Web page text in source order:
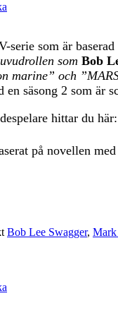
serie som är
som Bob
marine” och
en säsong 2 som är
hittar du här:
på novellen med
Bob Lee Swagger, Mark